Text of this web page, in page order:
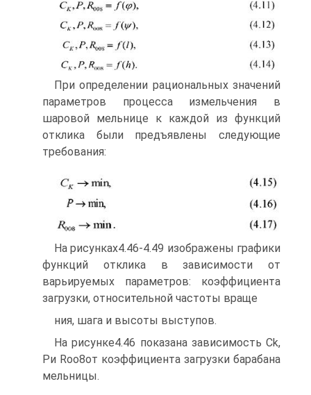
При определении рациональных значений
параметров процесса измельчения в
шаровой мельнице к каждой из функций
отклика были предъявлены следующие
требования:
На рисунках4.46-4.49 изображены графики
функций отклика в зависимости от
варьируемых параметров: коэффициента
загрузки, относительной частоты враще­
ния, шага и высоты выступов.
На рисунке4.46 показана зависимость Ck,
Pи Roo8от коэффициента загрузки барабана
мельницы.